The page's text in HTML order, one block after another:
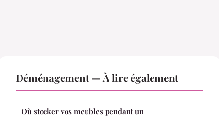
Déménagement — À lire également
Où stocker vos meubles pendant un